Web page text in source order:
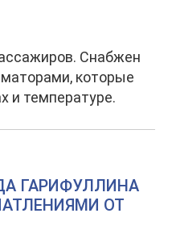
Снабжен
которые
и температуре.
ГАРИФУЛЛИНА
ОТ